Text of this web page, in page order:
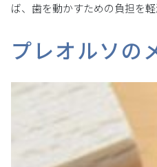
ば、歯を動かすための負担を軽
プレオルソの